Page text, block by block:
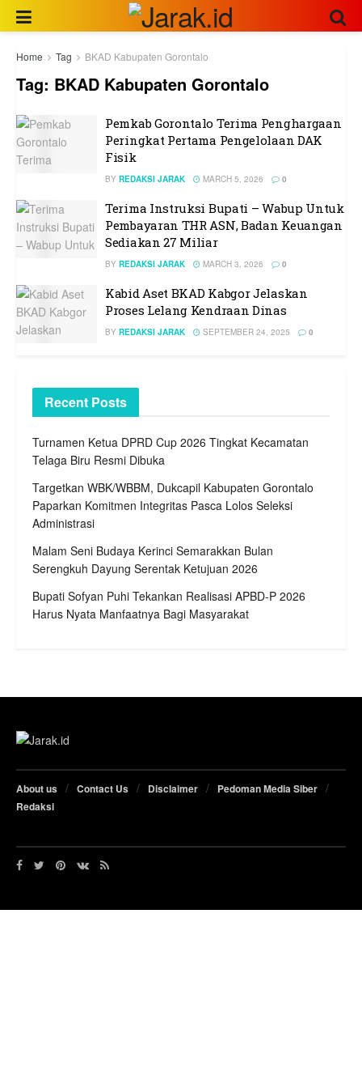
Home Tag BKAD Kabupaten Gorontalo
Tag: BKAD Kabupaten Gorontalo
Pemkab Gorontalo Terima Penghargaan
Peringkat Pertama Pengelolaan DAK
Fisik
BY REDAKSI JARAK MARCH 5, 2026 0
Terima Instruksi Bupati – Wabup Untuk
Pembayaran THR ASN, Badan Keuangan
Sediakan 27 Miliar
BY REDAKSI JARAK MARCH 3, 2026 0
Kabid Aset BKAD Kabgor Jelaskan
Proses Lelang Kendraan Dinas
BY REDAKSI JARAK SEPTEMBER 24, 2025 0
Recent Posts
Turnamen Ketua DPRD Cup 2026 Tingkat Kecamatan
Telaga Biru Resmi Dibuka
Targetkan WBK/WBBM, Dukcapil Kabupaten Gorontalo
Paparkan Komitmen Integritas Pasca Lolos Seleksi
Administrasi
Malam Seni Budaya Kerinci Semarakkan Bulan
Serengkuh Dayung Serentak Ketujuan 2026
Bupati Sofyan Puhi Tekankan Realisasi APBD-P 2026
Harus Nyata Manfaatnya Bagi Masyarakat
About us Contact Us Disclaimer
Pedoman Media Siber
Redaksi